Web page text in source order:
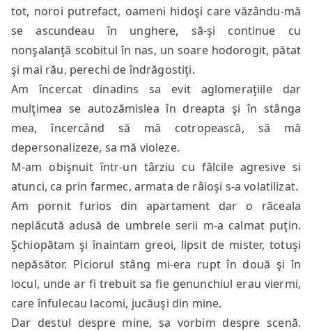
tot, noroi putrefact, oameni hidoşi care văzându-mă
se ascundeau în unghere, să-şi continue cu
nonşalanţă scobitul în nas, un soare hodorogit, pătat
şi mai rău, perechi de îndrăgostiţi.
Am încercat dinadins sa evit aglomeraţiile dar
mulţimea se autozămislea în dreapta şi în stânga
mea, încercând să mă cotropească, să mă
depersonalizeze, sa mă violeze.
M-am obişnuit într-un târziu cu fălcile agresive si
atunci, ca prin farmec, armata de râioşi s-a volatilizat.
Am pornit furios din apartament dar o răceala
neplăcută adusă de umbrele serii m-a calmat puţin.
Şchiopătam şi înaintam greoi, lipsit de mister, totuşi
nepăsător. Piciorul stâng mi-era rupt în două şi în
locul, unde ar fi trebuit sa fie genunchiul erau viermi,
care înfulecau lacomi, jucăuşi din mine.
Dar destul despre mine, sa vorbim despre scenă.